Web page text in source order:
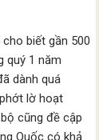
biết gần 500
quý 1 năm
dành quá
lờ hoạt
cũng đề cập
Quốc có khả